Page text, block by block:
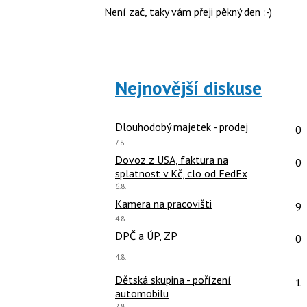
předchozí
nový
použít
následující
pro
předchozí
nový
názor
Není zač, taky vám přeji pěkný den :-)
Nejnovější diskuse
Dlouhodobý majetek - prodej 0
Poslední
7.8.
Dovoz z USA, faktura na
splatnost v Kč, clo od FedEx
0
Poslední
6.8.
Kamera na pracovišti 9
Poslední
4.8.
DPČ a ÚP, ZP 0
Poslední
4.8.
Dětská skupina - pořízení
automobilu
1